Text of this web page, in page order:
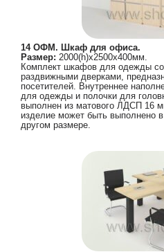
14 ОФМ. Шкаф для офиса.
Размер: 2000(h)х2500х400мм.
Комплект шкафов для одежды
раздвижными дверками,
посетителей. Внутреннее
для одежды и полочки для
выполнен из матового ЛДСП 16
изделие может быть выполнено
другом размере.